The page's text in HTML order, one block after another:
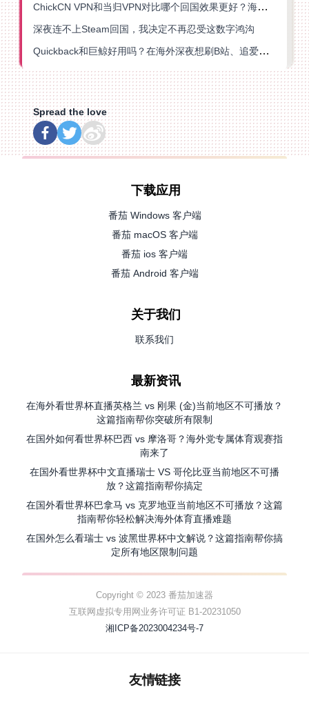
ChickCN VPN和当归VPN对比哪个回国效果更好？海外党亲测后选了它
深夜连不上Steam回国，我决定不再忍受这数字鸿沟
Quickback和巨鲸好用吗？在海外深夜想刷B站、追爱奇艺的你，或许正需要这份答案
Spread the love
下载应用
番茄 Windows 客户端
番茄 macOS 客户端
番茄 ios 客户端
番茄 Android 客户端
关于我们
联系我们
最新资讯
在海外看世界杯直播英格兰 vs 刚果 (金)当前地区不可播放？
这篇指南帮你突破所有限制
在国外如何看世界杯巴西 vs 摩洛哥？海外党专属体育观赛指
南来了
在国外看世界杯中文直播瑞士 VS 哥伦比亚当前地区不可播
放？这篇指南帮你搞定
在国外看世界杯巴拿马 vs 克罗地亚当前地区不可播放？这篇
指南帮你轻松解决海外体育直播难题
在国外怎么看瑞士 vs 波黑世界杯中文解说？这篇指南帮你搞
定所有地区限制问题
Copyright © 2023 番茄加速器
互联网虚拟专用网业务许可证 B1-20231050
湘ICP备2023004234号-7
友情链接